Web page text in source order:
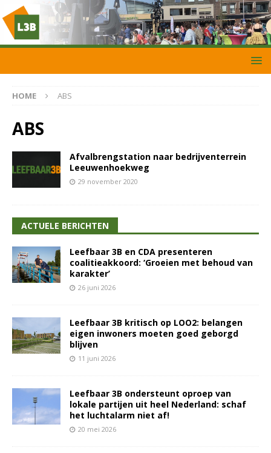
HOME ABS
ABS
Afvalbrengstation naar bedrijventerrein
Leeuwenhoekweg
29 november 2020
ACTUELE BERICHTEN
Leefbaar 3B en CDA presenteren
coalitieakkoord: ‘Groeien met behoud van
karakter’
26 juni 2026
Leefbaar 3B kritisch op LOO2: belangen
eigen inwoners moeten goed geborgd
blijven
11 juni 2026
Leefbaar 3B ondersteunt oproep van
lokale partijen uit heel Nederland: schaf
het luchtalarm niet af!
20 mei 2026